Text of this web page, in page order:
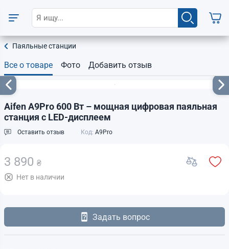
Паяльные станции
Все о товаре Фото Добавить отзыв
Aifen A9Pro 600 Вт – мощная цифровая паяльная
станция с LED-дисплеем
Оставить отзыв Код: A9Pro
3 890 ₴
Нет в наличии
Задать вопрос